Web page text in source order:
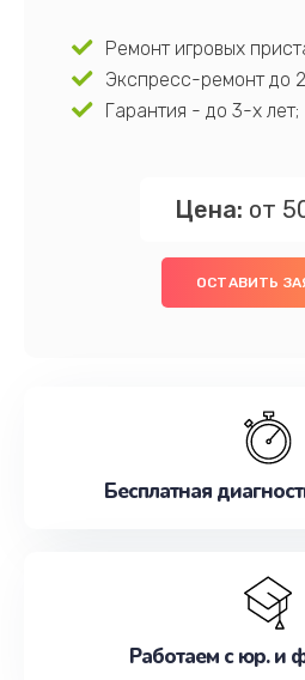
Ремонт игровых
Экспресс-ремонт до
Гарантия - до 3-х лет;
Цена: от
ОСТАВИТЬ
Бесплатная
Работаем с юр. и